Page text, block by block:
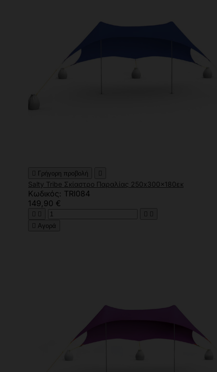
 Γρήγορη προβολή 
Salty Tribe Σκίαστρο Παραλίας 250x300x180εκ
Κωδικός: TRI084
149,90 €
   
 Αγορά